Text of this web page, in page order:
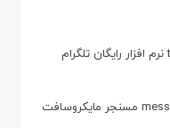
دانلود telegram Desktop 6.5.1 نرم افزار رایگان تلگرام